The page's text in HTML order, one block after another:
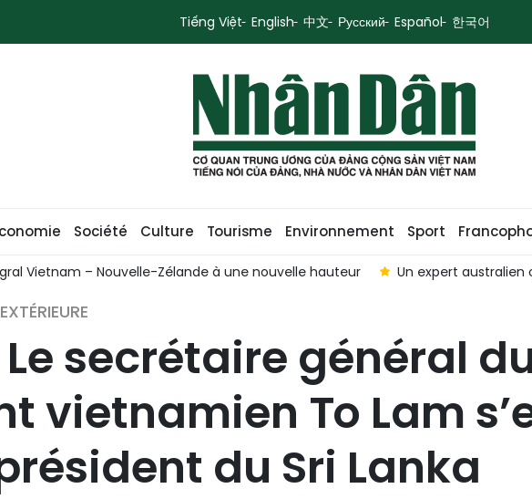
Tiếng Việt English 中文 Русский Español 한국어
Société Culture Tourisme Environnement Sport
Un expert australien optimiste sur les relations Vietnam-Australie
secrétaire général
vietnamien To Lam
du Sri Lanka